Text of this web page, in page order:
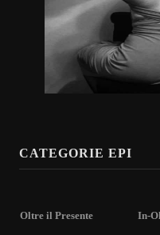
CATEGORIE EPI
Oltre il Presente In-